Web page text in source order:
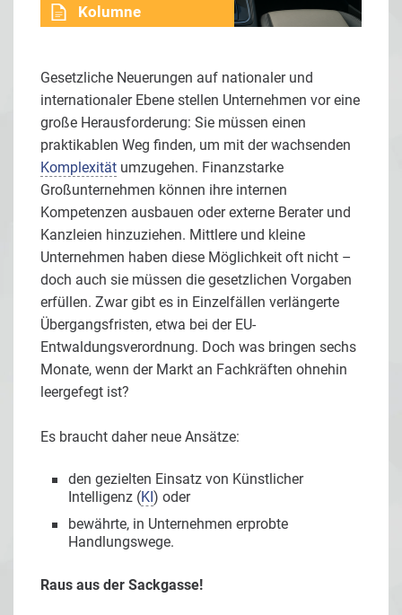
Kolumne
Gesetzliche Neuerungen auf nationaler und
internationaler Ebene stellen Unternehmen vor eine
große Herausforderung: Sie müssen einen
praktikablen Weg finden, um mit der wachsenden
Komplexität umzugehen. Finanzstarke
Großunternehmen können ihre internen
Kompetenzen ausbauen oder externe Berater und
Kanzleien hinzuziehen. Mittlere und kleine
Unternehmen haben diese Möglichkeit oft nicht –
doch auch sie müssen die gesetzlichen Vorgaben
erfüllen. Zwar gibt es in Einzelfällen verlängerte
Übergangsfristen, etwa bei der EU-
Entwaldungsverordnung. Doch was bringen sechs
Monate, wenn der Markt an Fachkräften ohnehin
leergefegt ist?
Es braucht daher neue Ansätze:
den gezielten Einsatz von Künstlicher
Intelligenz (KI) oder
bewährte, in Unternehmen erprobte
Handlungswege.
Raus aus der Sackgasse!